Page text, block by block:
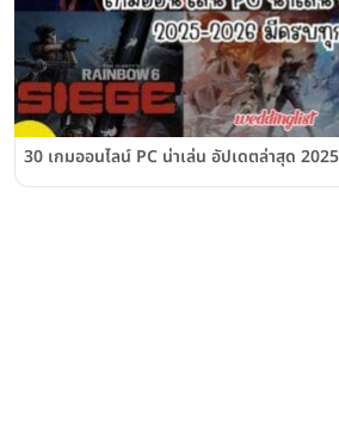
30 เกมออนไลน์ PC น่าเล่น อัปเดตล่าสุด